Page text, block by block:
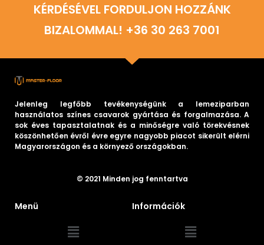
KÉRDÉSÉVEL FORDULJON HOZZÁNK
BIZALOMMAL! +36 30 263 7001
Jelenleg legfőbb tevékenységünk a lemeziparban
használatos színes csavarok gyártása és forgalmazása. A
sok éves tapasztalatnak és a minőségre való törekvésnek
köszönhetően évről évre egyre nagyobb piacot sikerült elérni
Magyarországon és a környező országokban.
© 2021 Minden jog fenntartva
Menü Információk